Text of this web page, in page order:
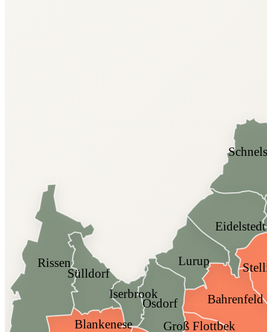
Bahrenfeld
Groß Flottbek
Lurup
Osdorf
Blankenese
Iserbrook
Sülldorf
Rissen
Eidelstedt